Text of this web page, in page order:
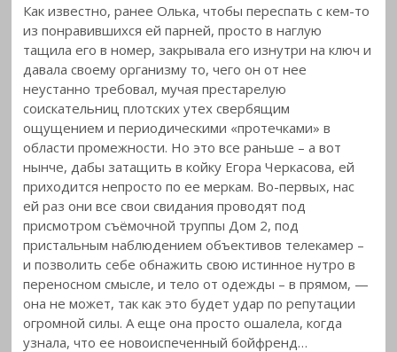
Как известно, ранее Олька, чтобы переспать с кем-то
из понравившихся ей парней, просто в наглую
тащила его в номер, закрывала его изнутри на ключ и
давала своему организму то, чего он от нее
неустанно требовал, мучая престарелую
соискательниц плотских утех свербящим
ощущением и периодическими «протечками» в
области промежности. Но это все раньше – а вот
нынче, дабы затащить в койку Егора Черкасова, ей
приходится непросто по ее меркам. Во-первых, нас
ей раз они все свои свидания проводят под
присмотром съёмочной труппы Дом 2, под
пристальным наблюдением объективов телекамер –
и позволить себе обнажить свою истинное нутро в
переносном смысле, и тело от одежды – в прямом, —
она не может, так как это будет удар по репутации
огромной силы. А еще она просто ошалела, когда
узнала, что ее новоиспеченный бойфренд…